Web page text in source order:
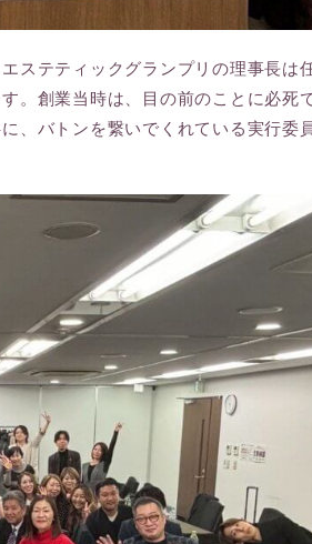
ステティックグランプリの理事長は
。創業当時は、目の前のことに必死
、バトンを繋いでくれている実行委